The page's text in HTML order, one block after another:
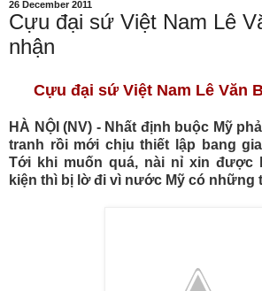
26 December 2011
Cựu đại sứ Việt Nam Lê
nhận
Cựu đại sứ Việt Nam Lê Văn
HÀ NỘI (NV) - Nhất định buộc Mỹ
tranh rồi mới chịu thiết lập bang
Tới khi muốn quá, nài nỉ xin được
kiện thì bị lờ đi vì nước Mỹ có những